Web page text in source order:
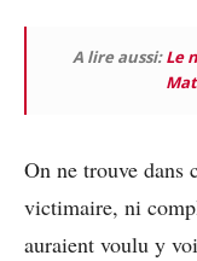
A lire aussi:Le
On ne trouve dans
victimaire, ni
auraient voulu y